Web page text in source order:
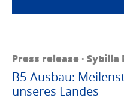
Press release · Sybilla
B5-Ausbau:
unseres Landes